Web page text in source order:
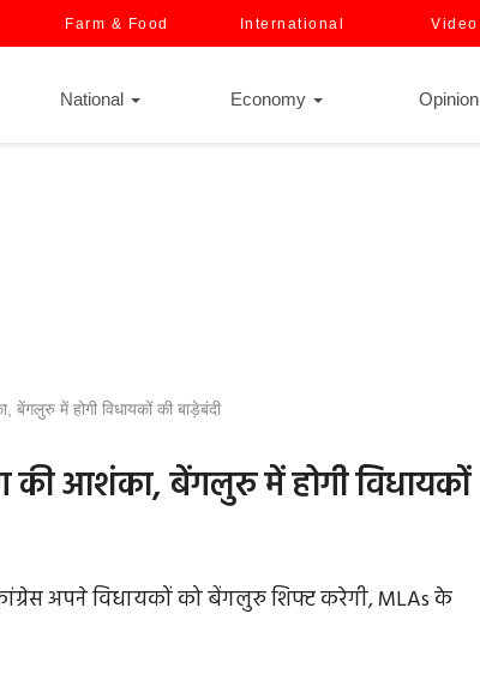
Farm & Food International Video
National Economy Opinion
बेंगलुरु में होगी विधायकों की बाड़ेबंदी
की आशंका, बेंगलुरु में होगी विधायकों
अपने विधायकों को बेंगलुरु शिफ्ट करेगी, MLAs के